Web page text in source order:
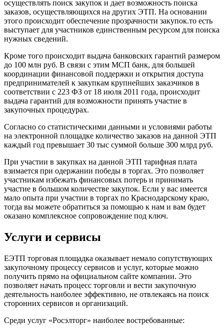
осуществлять поиск закупок и дает возможность поиска
заказов, осуществляющихся на других ЭТП. На основании
этого происходит обеспечение прозрачности закупок.то есть
выступает для участников единственным ресурсом для поиска
нужных сведений.
Кроме того происходит выдача банковских гарантий размером
до 100 млн руб. В связи с этим МСП банк, для большей
координации финансовой поддержки и открытия доступа
предпринимателей к закупкам крупнейших заказчиков в
соответствии с 223 ФЗ от 18 июля 2011 года, происходит
выдача гарантий для возможности принять участие в
закупочных процедурах.
Согласно со статистическими данными и условиями работы
на электронной площадке количество заказов на данной ЭТП
каждый год превышает 30 тыс суммой больше 300 млрд руб.
При участии в закупках на данной ЭТП тарифная плата
взимается при одержании победы в торгах. Это позволяет
участникам избежать финансовых потерь и принимать
участие в большом количестве закупок. Если у вас имеется
мало опыта при участии в торгах по Краснодарскому краю,
тогда вы можете обратиться за помощью к нам и вам будет
оказано комплексное сопровождение под ключ.
Услуги и сервисы
ЕЭТП торговая площадка оказывает немало сопутствующих
закупочному процессу сервисов и услуг, которые можно
получить прямо на официальном сайте компании. Это
позволяет начать процесс торговли и вести закупочную
деятельность наиболее эффективно, не отвлекаясь на поиск
сторонних сервисов и организаций.
Среди услуг «Росэлторг» наиболее востребованные: